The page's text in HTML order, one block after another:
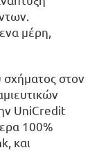
μέρη,
σχήματος στον
UniCredit
100%
και